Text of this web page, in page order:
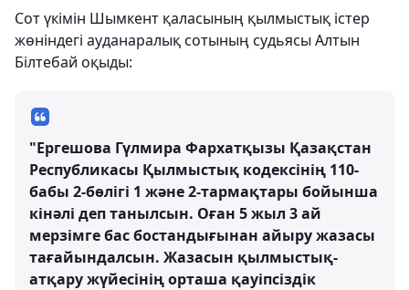
Сот үкімін Шымкент қаласының қылмыстық істер
жөніндегі ауданаралық сотының судьясы Алтын
Білтебай оқыды:
"Ергешова Гүлмира Фархатқызы Қазақстан
Республикасы Қылмыстық кодексінің 110-
бабы 2-бөлігі 1 және 2-тармақтары бойынша
кінәлі деп танылсын. Оған 5 жыл 3 ай
мерзімге бас бостандығынан айыру жазасы
тағайындалсын. Жазасын қылмыстық-
атқару жүйесінің орташа қауіпсіздік